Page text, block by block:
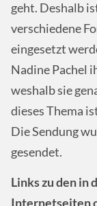
geht. Deshalb
verschiedene
eingesetzt
Nadine Pachel
weshalb sie
dieses Thema
Die Sendung
gesendet.
Links zu den in
Internetseiten